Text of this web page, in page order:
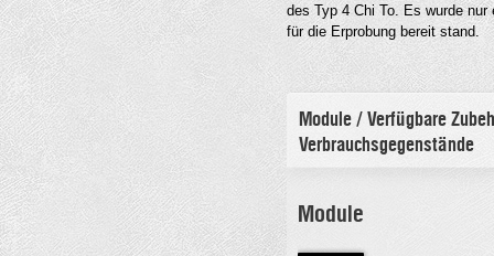
des Typ 4 Chi To. Es wurde
für die Erprobung bereit stand.
Module / Verfügbare
Verbrauchsgegenstände
Module